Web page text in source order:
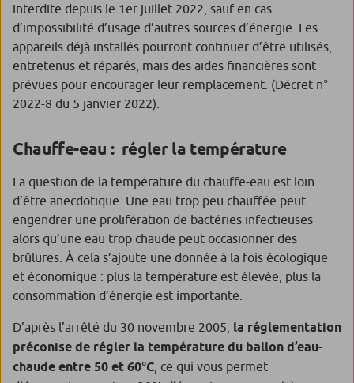
interdite depuis le 1er juillet 2022, sauf en cas
d’impossibilité d’usage d’autres sources d’énergie. Les
appareils déjà installés pourront continuer d’être utilisés,
entretenus et réparés, mais des aides financières sont
prévues pour encourager leur remplacement. (Décret n°
2022-8 du 5 janvier 2022).
Chauffe-eau : régler la température
La question de la température du chauffe-eau est loin
d’être anecdotique. Une eau trop peu chauffée peut
engendrer une prolifération de bactéries infectieuses
alors qu’une eau trop chaude peut occasionner des
brûlures. À cela s’ajoute une donnée à la fois écologique
et économique : plus la température est élevée, plus la
consommation d’énergie est importante.
D’après l’arrêté du 30 novembre 2005, la réglementation
préconise de régler la température du ballon d’eau-
chaude entre 50 et 60°C , ce qui vous permet